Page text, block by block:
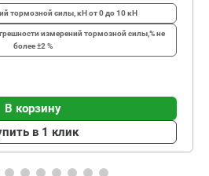
тормозной силы, кНот 0 до 10 кН
измерений тормозной силы,%не
более ±2 %
В корзину
в 1 клик